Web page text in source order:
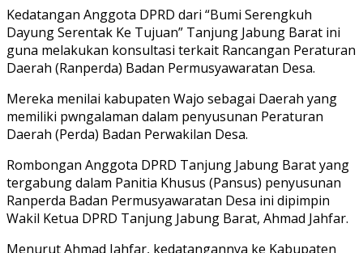
Kedatangan Anggota DPRD dari “Bumi Serengkuh
Dayung Serentak Ke Tujuan” Tanjung Jabung Barat ini
guna melakukan konsultasi terkait Rancangan Peraturan
Daerah (Ranperda) Badan Permusyawaratan Desa.
Mereka menilai kabupaten Wajo sebagai Daerah yang
memiliki pwngalaman dalam penyusunan Peraturan
Daerah (Perda) Badan Perwakilan Desa.
Rombongan Anggota DPRD Tanjung Jabung Barat yang
tergabung dalam Panitia Khusus (Pansus) penyusunan
Ranperda Badan Permusyawaratan Desa ini dipimpin
Wakil Ketua DPRD Tanjung Jabung Barat, Ahmad Jahfar.
Menurut Ahmad Jahfar, kedatangannya ke Kabupaten